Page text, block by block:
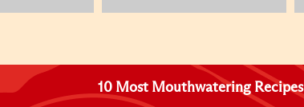
10 Most Mouthwatering Recipes